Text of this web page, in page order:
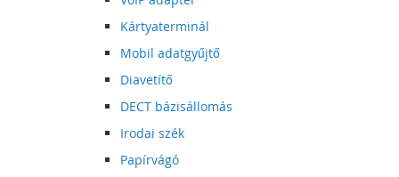
Kártyaterminál
Mobil adatgyűjtő
Diavetítő
DECT bázisállomás
Irodai szék
Papírvágó